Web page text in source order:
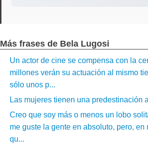
Más frases de Bela Lugosi
Un actor de cine se compensa con la
millones verán su actuación al mismo
sólo unos p...
Las mujeres tienen una predestinación
Creo que soy más o menos un lobo
me guste la gente en absoluto, pero,
qu...